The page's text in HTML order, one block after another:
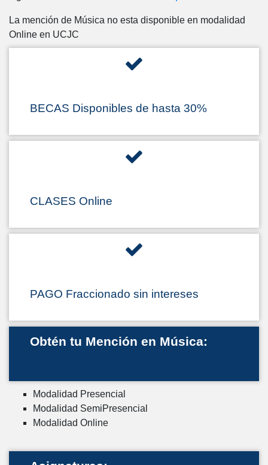
La mención de Música no esta disponible en modalidad
Online en UCJC
BECAS Disponibles de hasta 30%
CLASES Online
PAGO Fraccionado sin intereses
Obtén tu Mención en Música:
Modalidad Presencial
Modalidad SemiPresencial
Modalidad Online